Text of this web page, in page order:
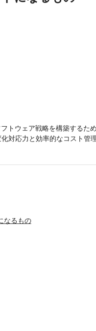
トウェア戦略を構築するた
対応力と効率的なコスト管理
タルトランスフォーメーショ
なるもの